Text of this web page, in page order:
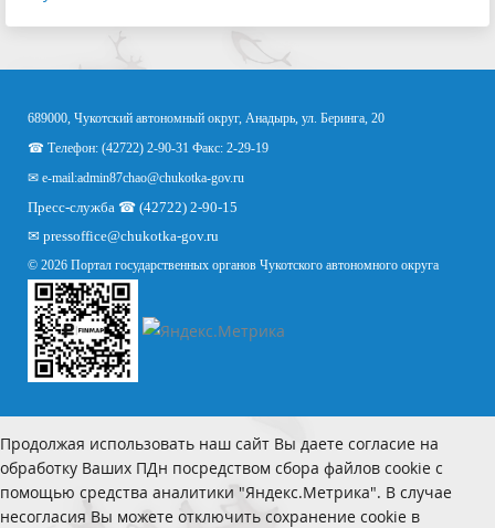
689000, Чукотский автономный округ, Анадырь, ул. Беринга, 20
☎ Телефон: (42722) 2-90-31 Факс: 2-29-19
✉ e-mail:admin87chao@chukotka-gov.ru
Пресс-служба ☎ (42722) 2-90-15
✉ pressoffice@chukotka-gov.ru
© 2026 Портал государственных органов Чукотского автономного округа
Продолжая использовать наш сайт Вы даете согласие на
обработку Ваших ПДн посредством сбора файлов cookie с
помощью средства аналитики "Яндекс.Метрика". В случае
несогласия Вы можете отключить сохранение cookie в